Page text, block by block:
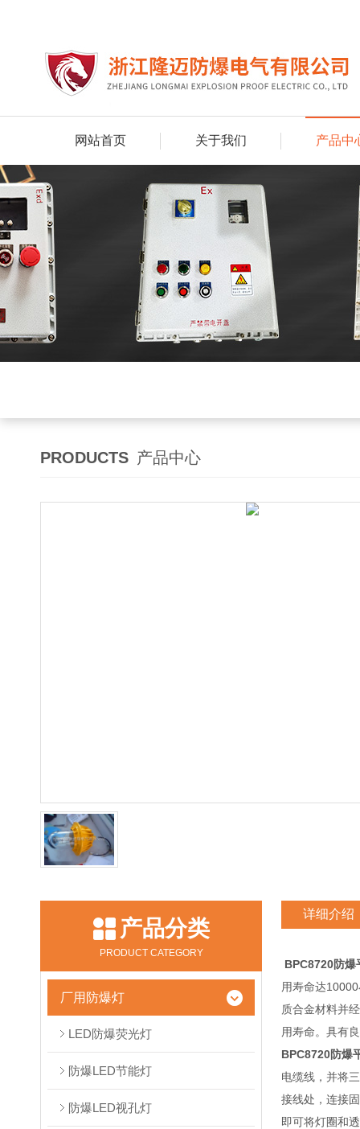
网站首页 关于我们 产品中
PRODUCTS 产品中心
产品分类
PRODUCT CATEGORY
厂用防爆灯
LED防爆荧光灯
防爆LED节能灯
防爆LED视孔灯
详细介绍
BPC8720防爆
用寿命达
质合金材料并
用寿命。 具有
BPC8720防爆
电缆线，并将
接线处，连接
即可将灯圈和